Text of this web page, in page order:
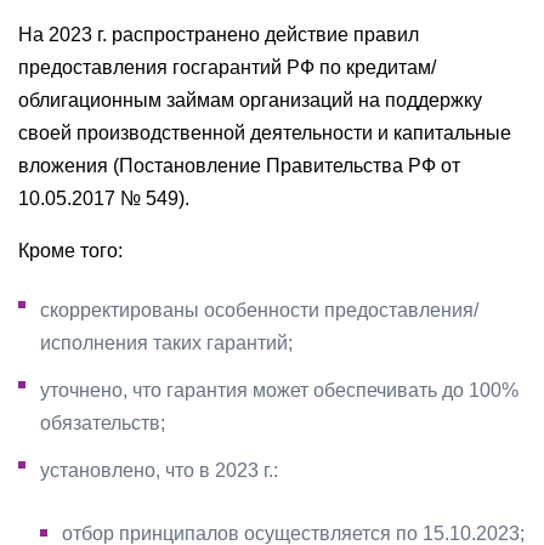
На 2023 г. распространено действие правил
предоставления госгарантий РФ по кредитам/
облигационным займам организаций на поддержку
своей производственной деятельности и капитальные
вложения (Постановление Правительства РФ от
10.05.2017 № 549).
Кроме того:
скорректированы особенности предоставления/
исполнения таких гарантий;
уточнено, что гарантия может обеспечивать до 100%
обязательств;
установлено, что в 2023 г.:
отбор принципалов осуществляется по 15.10.2023;